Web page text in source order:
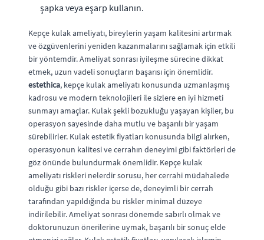
şapka veya eşarp kullanın.
Kepçe kulak ameliyatı, bireylerin yaşam kalitesini artırmak
ve özgüvenlerini yeniden kazanmalarını sağlamak için etkili
bir yöntemdir. Ameliyat sonrası iyileşme sürecine dikkat
etmek, uzun vadeli sonuçların başarısı için önemlidir.
estethica, kepçe kulak ameliyatı konusunda uzmanlaşmış
kadrosu ve modern teknolojileri ile sizlere en iyi hizmeti
sunmayı amaçlar. Kulak şekli bozukluğu yaşayan kişiler, bu
operasyon sayesinde daha mutlu ve başarılı bir yaşam
sürebilirler. Kulak estetik fiyatları konusunda bilgi alırken,
operasyonun kalitesi ve cerrahın deneyimi gibi faktörleri de
göz önünde bulundurmak önemlidir. Kepçe kulak
ameliyatı riskleri nelerdir sorusu, her cerrahi müdahalede
olduğu gibi bazı riskler içerse de, deneyimli bir cerrah
tarafından yapıldığında bu riskler minimal düzeye
indirilebilir. Ameliyat sonrası dönemde sabırlı olmak ve
doktorunuzun önerilerine uymak, başarılı bir sonuç elde